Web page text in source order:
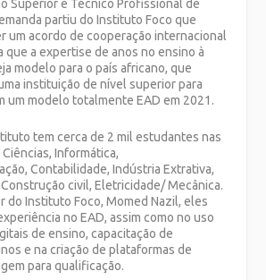
Superior e Técnico Profissional de
partiu do Instituto Foco que
um acordo de cooperação internacional
que a expertise de anos no ensino à
modelo para o país africano, que
instituição de nível superior para
um modelo totalmente EAD em 2021.
tem cerca de 2 mil estudantes nas
Informática,
Contabilidade, Indústria Extrativa,
civil, Eletricidade/ Mecânica.
do Instituto Foco, Momed Nazil, eles
no EAD, assim como no uso
de ensino, capacitação de
e na criação de plataformas de
para qualificação.